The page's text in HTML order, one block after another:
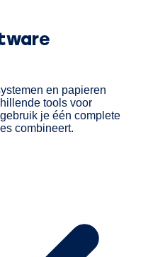
en papieren
tools voor
je één complete
combineert.